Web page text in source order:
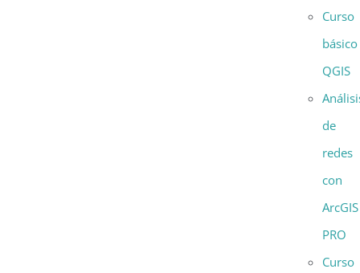
Curso
básico
QGIS
de
redes
con
ArcGIS
PRO
Curso